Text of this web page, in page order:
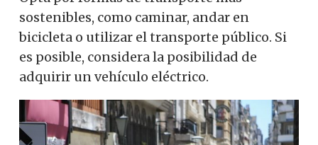
sostenibles, como caminar, andar en
bicicleta o utilizar el transporte público. Si
es posible, considera la posibilidad de
adquirir un vehículo eléctrico.